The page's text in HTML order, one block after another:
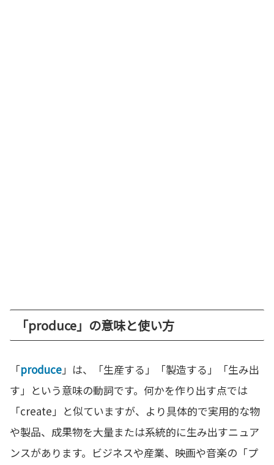
「produce」の意味と使い方
「produce」は、「生産する」「製造する」「生み出
す」という意味の動詞です。何かを作り出す点では
「create」と似ていますが、より具体的で実用的な物
や製品、成果物を大量または系統的に生み出すニュア
ンスがあります。ビジネスや産業、映画や音楽の「プ